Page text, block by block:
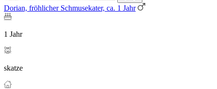
Dorian, fröhlicher Schmusekater, ca. 1 Jahr
1 Jahr
skatze